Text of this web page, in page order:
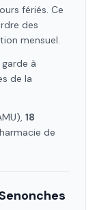
fériés. Ce
des
mensuel.
à
de la
18
de